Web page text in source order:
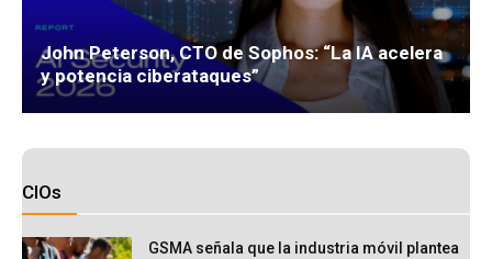
John Peterson, CTO de Sophos: “La IA acelera
y potencia ciberataques”
CIOs
GSMA señala que la industria móvil plantea